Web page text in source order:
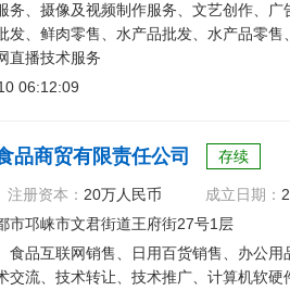
务、摄像及视频制作服务、文艺创作、
发、鲜肉零售、水产品批发、水产品零
直播技术服务
06:12:09
品商贸有限责任公司 存续
注册资本： 20万人民币 成立日期：
市邛崃市文君街道王府街27号1层
食品互联网销售、日用百货销售、办公
交流、技术转让、技术推广、计算机软硬